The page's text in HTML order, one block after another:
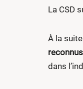
La CSD
À la
dans